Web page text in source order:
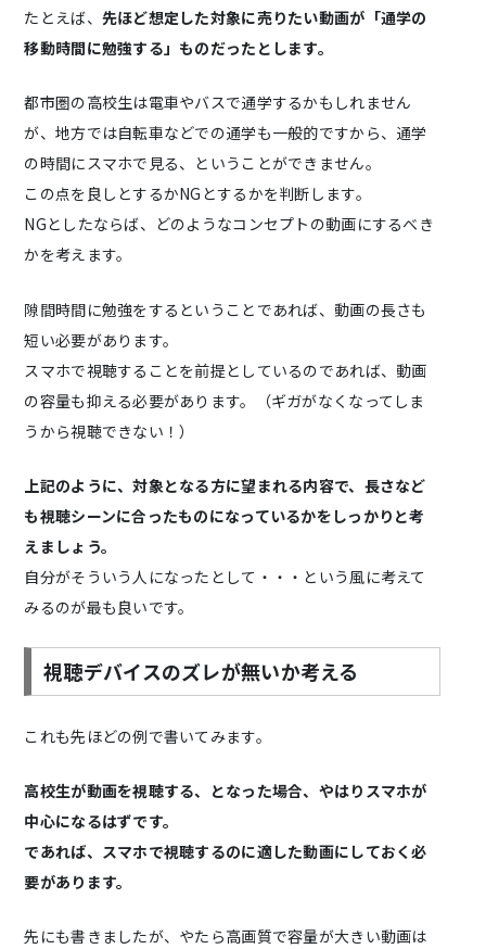
たとえば、 先ほど想定した対象に売りたい動画が「通学の
移動時間に勉強する」ものだったとします。
都市圏の高校生は電車やバスで通学するかもしれません
が、地方では自転車などでの通学も一般的ですから、通学
の時間にスマホで見る、ということができません。
この点を良しとするかNGとするかを判断します。
NGとしたならば、どのようなコンセプトの動画にするべき
かを考えます。
隙間時間に勉強をするということであれば、動画の長さも
短い必要があります。
スマホで視聴することを前提としているのであれば、動画
の容量も抑える必要があります。（ギガがなくなってしま
うから視聴できない！）
上記のように、対象となる方に望まれる内容で、長さなど
も視聴シーンに合ったものになっているかをしっかりと考
えましょう。
自分がそういう人になったとして・・・という風に考えて
みるのが最も良いです。
視聴デバイスのズレが無いか考える
これも先ほどの例で書いてみます。
高校生が動画を視聴する、となった場合、やはりスマホが
中心になるはずです。
であれば、スマホで視聴するのに適した動画にしておく必
要があります。
先にも書きましたが、やたら高画質で容量が大きい動画は